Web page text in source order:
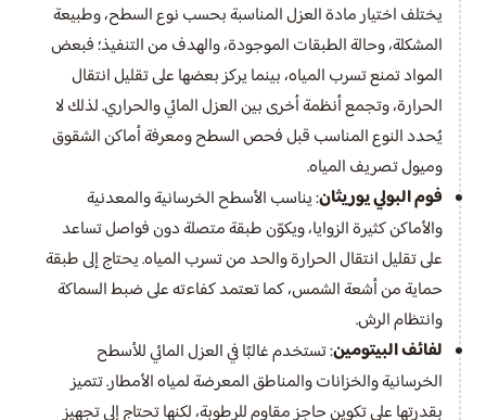
يختلف اختيار مادة العزل المناسبة بحسب نوع السطح، وطبيعة
المشكلة، وحالة الطبقات الموجودة، والهدف من التنفيذ؛ فبعض
المواد تمنع تسرب المياه، بينما يركز بعضها على تقليل انتقال
الحرارة، وتجمع أنظمة أخرى بين العزل المائي والحراري. لذلك لا
يُحدد النوع المناسب قبل فحص السطح ومعرفة أماكن الشقوق
وميول تصريف المياه.
فوم البولي يوريثان: يناسب الأسطح الخرسانية والمعدنية
والأماكن كثيرة الزوايا، ويكوّن طبقة متصلة دون فواصل تساعد
على تقليل انتقال الحرارة والحد من تسرب المياه. يحتاج إلى طبقة
حماية من أشعة الشمس، كما تعتمد كفاءته على ضبط السماكة
وانتظام الرش.
لفائف البيتومين: تستخدم غالبًا في العزل المائي للأسطح
الخرسانية والخزانات والمناطق المعرضة لمياه الأمطار. تتميز
بقدرتها على تكوين حاجز مقاوم للرطوبة، لكنها تحتاج إلى تجهيز